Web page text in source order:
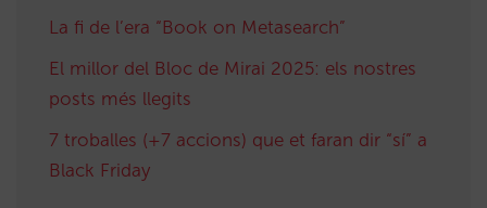
La fi de l’era “Book on Metasearch”
El millor del Bloc de Mirai 2025: els nostres
posts més llegits
7 troballes (+7 accions) que et faran dir “sí” a
Black Friday